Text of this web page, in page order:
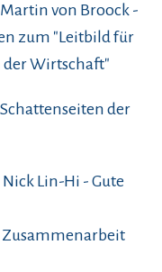
Martin von Broock -
zum "Leitbild für
Wirtschaft"
Schattenseiten der
Nick Lin-Hi - Gute